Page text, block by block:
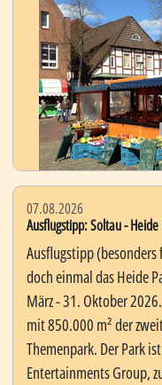
07.08.2026
Ausflugstipp: Soltau -
Ausflugstipp (besonders
doch einmal das Heide
März - 31. Oktober
mit 850.000 m² der
Themenpark. Der Park
Entertainments Group,